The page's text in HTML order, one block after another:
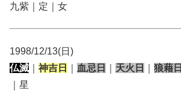
九紫｜定｜女
1998/12/13(日)
仏滅
神吉日 血忌日 天火日 狼藉日
｜星